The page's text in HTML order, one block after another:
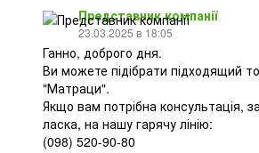
Представник компанії
23.03.2025 в 18:05
Ганно, доброго дня.
Ви можете підібрати підходящий
"Матраци".
Якщо вам потрібна консультація,
ласка, на нашу гарячу лінію:
(098) 520-90-80